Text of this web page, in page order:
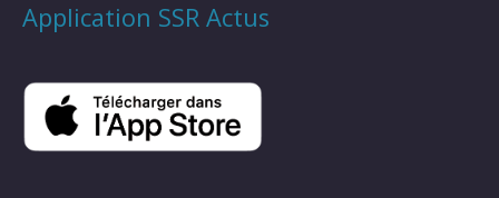
Application SSR Actus